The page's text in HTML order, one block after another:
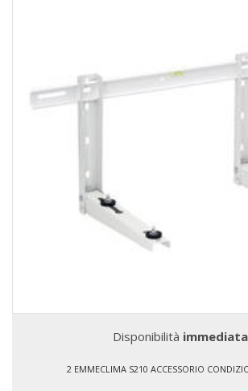
Disponibilità immediata
2 EMMECLIMA S210 ACCESSORIO